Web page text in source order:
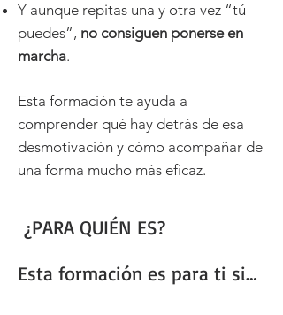
Y aunque repitas una y otra vez “tú
puedes”, no consiguen ponerse en
marcha.
Esta formación te ayuda a
comprender qué hay detrás de esa
desmotivación y cómo acompañar de
una forma mucho más eficaz.
¿PARA QUIÉN ES?
Esta formación es para ti si…